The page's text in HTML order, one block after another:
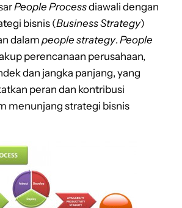
People Processdiawali dengan
bisnis (Business Strategy)
dalampeople strategy. People
perencanaan perusahaan,
dan jangka panjang, yang
peran dan kontribusi
menunjang strategi bisnis